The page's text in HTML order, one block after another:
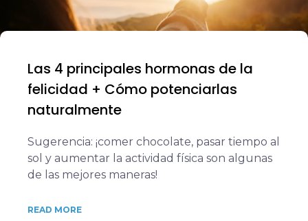
Las 4 principales hormonas de la
felicidad + Cómo potenciarlas
naturalmente
Sugerencia: ¡comer chocolate, pasar tiempo al
sol y aumentar la actividad física son algunas
de las mejores maneras!
READ MORE